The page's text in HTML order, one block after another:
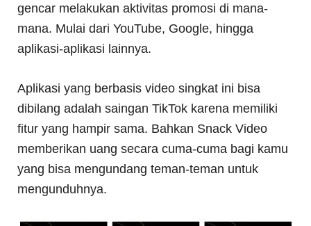
gencar melakukan aktivitas promosi di mana-
mana. Mulai dari YouTube, Google, hingga
aplikasi-aplikasi lainnya.
Aplikasi yang berbasis video singkat ini bisa
dibilang adalah saingan TikTok karena memiliki
fitur yang hampir sama. Bahkan Snack Video
memberikan uang secara cuma-cuma bagi kamu
yang bisa mengundang teman-teman untuk
mengunduhnya.